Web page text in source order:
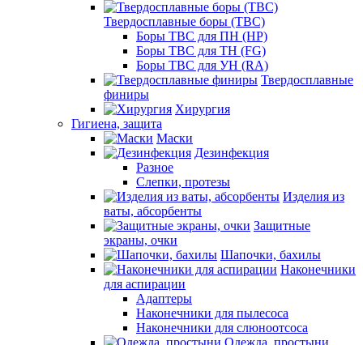
Твердосплавные боры (ТВС)
Боры ТВС для ПН (HP)
Боры ТВС для ТН (FG)
Боры ТВС для УН (RA)
Твердосплавные
финиры
Хирургия
Гигиена, защита
Маски
Дезинфекция
Разное
Слепки, протезы
Изделия из
ваты, абсорбенты
Защитные
экраны, очки
Шапочки, бахилы
Наконечники
для аспирации
Адаптеры
Наконечники для пылесоса
Наконечники для слюноотсоса
Одежда, простыни